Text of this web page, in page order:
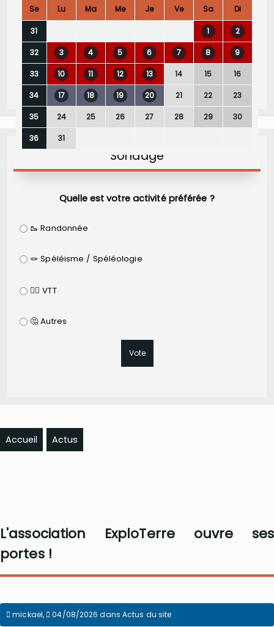
Se Lu Ma Me Je Ve Sa Di
31 1 2
32 3 4 5 6 7 8 9
33 10 11 12 13 14 15 16
34 17 18 19 20 21 22 23
35 24 25 26 27 28 29 30
36 31
Sondage
Quelle est votre activité préférée ?
🥾 Randonnée
🪢 Spéléisme / Spéléologie
🚵‍♂️ VTT
🤔 Autres
Vote
Accueil Actus
L'association ExploTerre ouvre ses
portes !
mickael, 04/08/2026 dans Actus du site